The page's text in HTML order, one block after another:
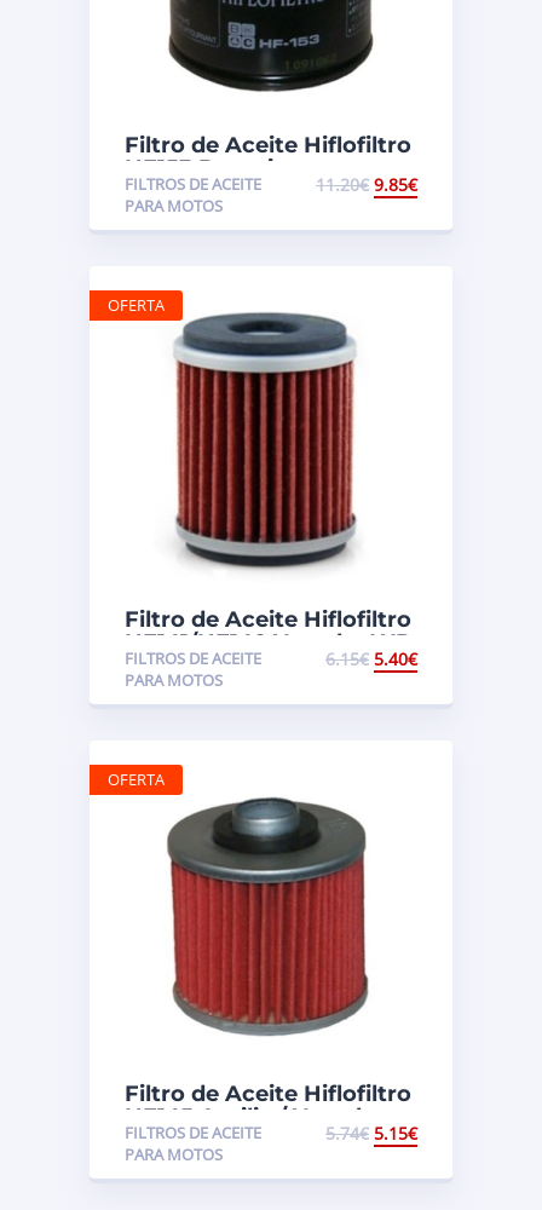
Filtro de Aceite Hiflofiltro
HF153 Ducati
FILTROS DE ACEITE
PARA MOTOS
11.20€ 9.85€
Filtro de Aceite Hiflofiltro
HF141/HF140 Yamaha WR
250
FILTROS DE ACEITE
PARA MOTOS
6.15€ 5.40€
OFERTA
Filtro de Aceite Hiflofiltro
HF145 Aprilia / Yamaha
FILTROS DE ACEITE
PARA MOTOS
5.74€ 5.15€
OFERTA